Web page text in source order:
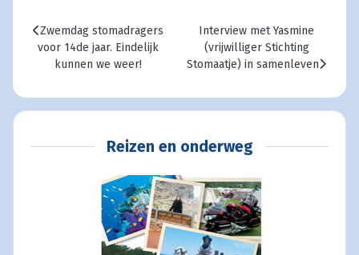
Vorig artikel: Zwemdag stomadragers voor 14de jaar. Eindelijk
Zwemdag stomadragers
voor 14de jaar. Eindelijk
kunnen we weer!
Volgende artikel: Interview
Interview met Yasmine
(vrijwilliger Stichting
Stomaatje) in samenleven
Reizen en onderweg